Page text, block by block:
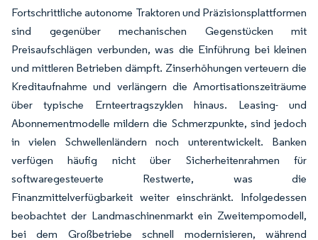
Fortschrittliche autonome Traktoren und Präzisionsplattformen
sind gegenüber mechanischen Gegenstücken mit
Preisaufschlägen verbunden, was die Einführung bei kleinen
und mittleren Betrieben dämpft. Zinserhöhungen verteuern die
Kreditaufnahme und verlängern die Amortisationszeiträume
über typische Ernteertragszyklen hinaus. Leasing- und
Abonnementmodelle mildern die Schmerzpunkte, sind jedoch
in vielen Schwellenländern noch unterentwickelt. Banken
verfügen häufig nicht über Sicherheitenrahmen für
softwaregesteuerte Restwerte, was die
Finanzmittelverfügbarkeit weiter einschränkt. Infolgedessen
beobachtet der Landmaschinenmarkt ein Zweitempomodell,
bei dem Großbetriebe schnell modernisieren, während